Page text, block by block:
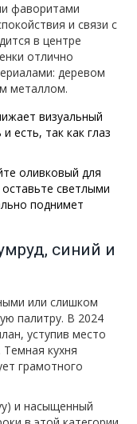
фаворитами
и связи с
в центре
отлично
деревом
металлом.
визуальный
есть, так как глаз
оливковый для
светлыми
поднимет
синий и
или слишком
палитру. В 2024
уступив место
кухня
грамотного
и насыщенный